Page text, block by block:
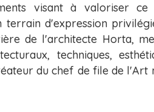
visant à valoriser ce
d'expression
de l'architecte Horta,
techniques,
du chef de file de l'Art